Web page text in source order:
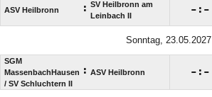
ASV Heilbronn : SV Heilbronn am
Leinbach II
 : 
Sonntag, 23.05.2027
SGM
MassenbachHausen
/​ SV Schluchtern II
: ASV Heilbronn  : 